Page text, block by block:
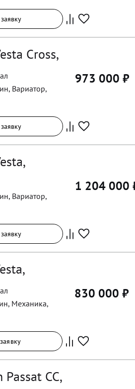
Cross,
, Вариатор,
973 000 ₽
, Вариатор,
1 204 000
, Механика,
830 000 ₽
CC,